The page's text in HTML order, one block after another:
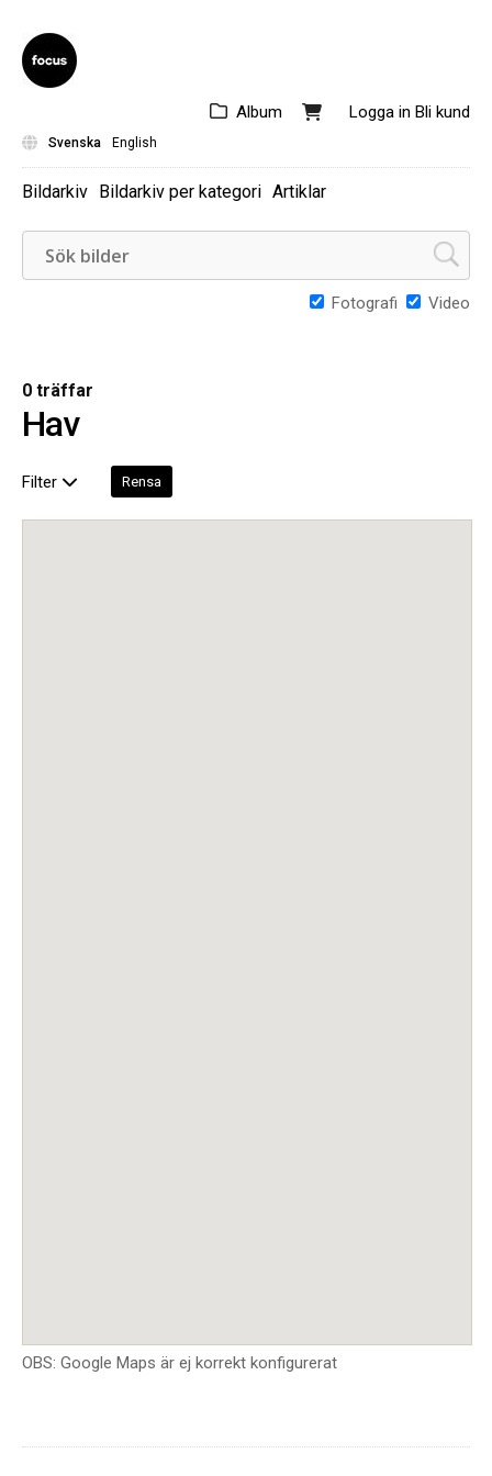
Logga in Bli kund
Album
Svenska English
Bildarkiv Bildarkiv per kategori Artiklar
Fotografi Video
0 träffar
Hav
Filter Rensa
OBS: Google Maps är ej korrekt konfigurerat